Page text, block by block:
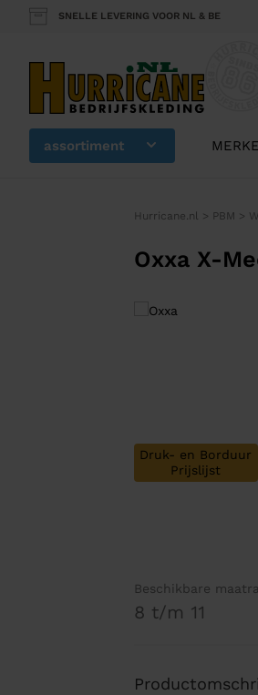
SNELLE LEVERING VOOR NL & BE
assortiment
Hurricane.nl > PBM >
Oxxa X-
Druk- en Borduur
Prijslijst
Beschikbare
8 t/m 11